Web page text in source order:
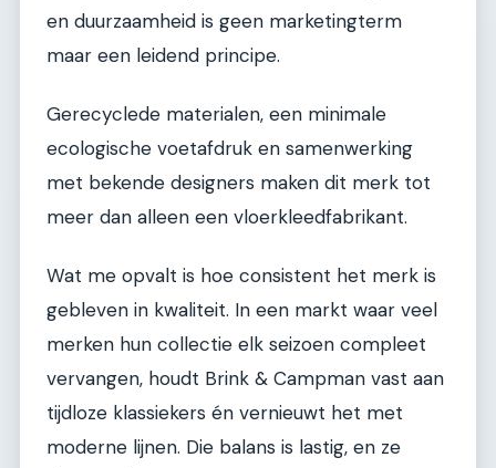
en duurzaamheid is geen marketingterm
maar een leidend principe.
Gerecyclede materialen, een minimale
ecologische voetafdruk en samenwerking
met bekende designers maken dit merk tot
meer dan alleen een vloerkleedfabrikant.
Wat me opvalt is hoe consistent het merk is
gebleven in kwaliteit. In een markt waar veel
merken hun collectie elk seizoen compleet
vervangen, houdt Brink & Campman vast aan
tijdloze klassiekers én vernieuwt het met
moderne lijnen. Die balans is lastig, en ze